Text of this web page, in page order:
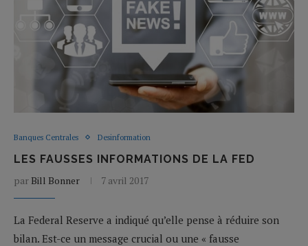
Banques Centrales Desinformation
LES FAUSSES INFORMATIONS DE LA FED
par Bill Bonner 7 avril 2017
La Federal Reserve a indiqué qu’elle pense à réduire son
bilan. Est-ce un message crucial ou une « fausse